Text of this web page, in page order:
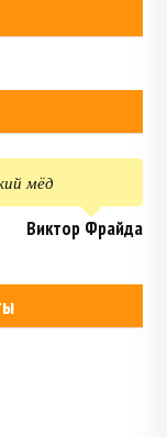
мёд
Виктор Фрайда